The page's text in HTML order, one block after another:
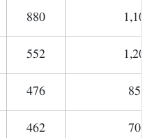
880
552
476
462